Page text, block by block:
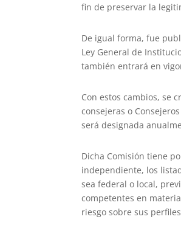
fin de preservar la
De igual forma, fue
Ley General de
también entrará en
Con estos cambios, se
consejeras o
será designada
Dicha Comisión tiene
independiente, los
sea federal o local,
competentes en
riesgo sobre sus